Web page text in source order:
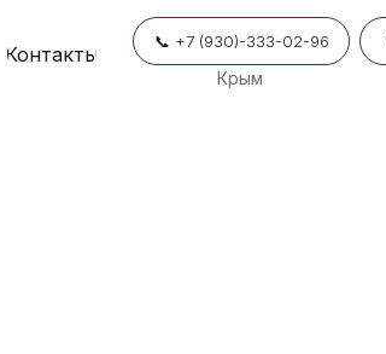
Контакты
📞 +7 (930)-333-02-96
Крым